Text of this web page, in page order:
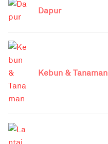
Dapur
Kebun & Tanaman